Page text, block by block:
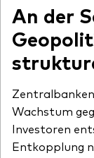
An der
Wachstum
Investoren
Entkopplung